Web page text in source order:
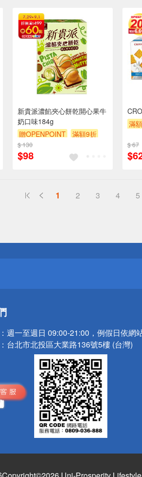
新貴派濃餡夾心餅乾開心果牛
奶口味184g
贈OPENPOINT
滿額9折
贈$200
$ 130
$98
滿
$ 67
1 2 3 4 5
週一至週日 09:00-21:00，例假日依網
台北市北投區大業路136號5樓 (台灣)